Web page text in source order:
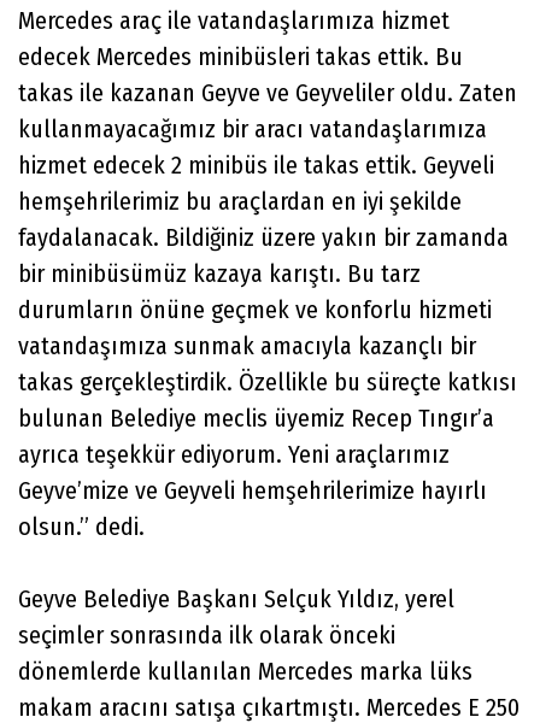
Mercedes araç ile vatandaşlarımıza hizmet
edecek Mercedes minibüsleri takas ettik. Bu
takas ile kazanan Geyve ve Geyveliler oldu. Zaten
kullanmayacağımız bir aracı vatandaşlarımıza
hizmet edecek 2 minibüs ile takas ettik. Geyveli
hemşehrilerimiz bu araçlardan en iyi şekilde
faydalanacak. Bildiğiniz üzere yakın bir zamanda
bir minibüsümüz kazaya karıştı. Bu tarz
durumların önüne geçmek ve konforlu hizmeti
vatandaşımıza sunmak amacıyla kazançlı bir
takas gerçekleştirdik. Özellikle bu süreçte katkısı
bulunan Belediye meclis üyemiz Recep Tıngır’a
ayrıca teşekkür ediyorum. Yeni araçlarımız
Geyve’mize ve Geyveli hemşehrilerimize hayırlı
olsun.” dedi.
Geyve Belediye Başkanı Selçuk Yıldız, yerel
seçimler sonrasında ilk olarak önceki
dönemlerde kullanılan Mercedes marka lüks
makam aracını satışa çıkartmıştı. Mercedes E 250